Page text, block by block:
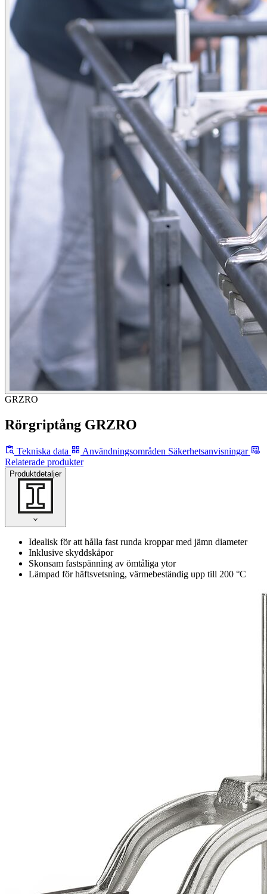
GRZRO
Rörgriptång GRZRO
Tekniska data Användningsområden Säkerhetsanvisningar
Relaterade produkter
Produktdetaljer
Idealisk för att hålla fast runda kroppar med jämn diameter
Inklusive skyddskåpor
Skonsam fastspänning av ömtåliga ytor
Lämpad för häftsvetsning, värmebeständig upp till 200 °C